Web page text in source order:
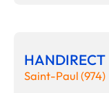
HANDIRECT
Saint-Paul (974)